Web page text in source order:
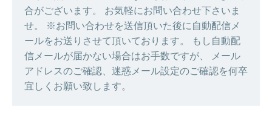
合がございます。 お気軽にお問い合わせ下さいま
せ。 ※お問い合わせを送信頂いた後に自動配信メ
ールをお送りさせて頂いております。 もし自動配
信メールが届かない場合はお手数ですが、 メール
アドレスのご確認、迷惑メール設定のご確認を何卒
宜しくお願い致します。